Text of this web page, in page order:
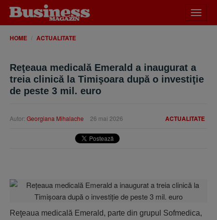
meniu
HOME ACTUALITATE
Reţeaua medicală Emerald a inaugurat a
treia clinică la Timişoara după o investiţie
de peste 3 mil. euro
ACTUALITATE
Autor: Georgiana Mihalache 26 mai 2026
Reţeaua medicală Emerald, parte din grupul Sofmedica,